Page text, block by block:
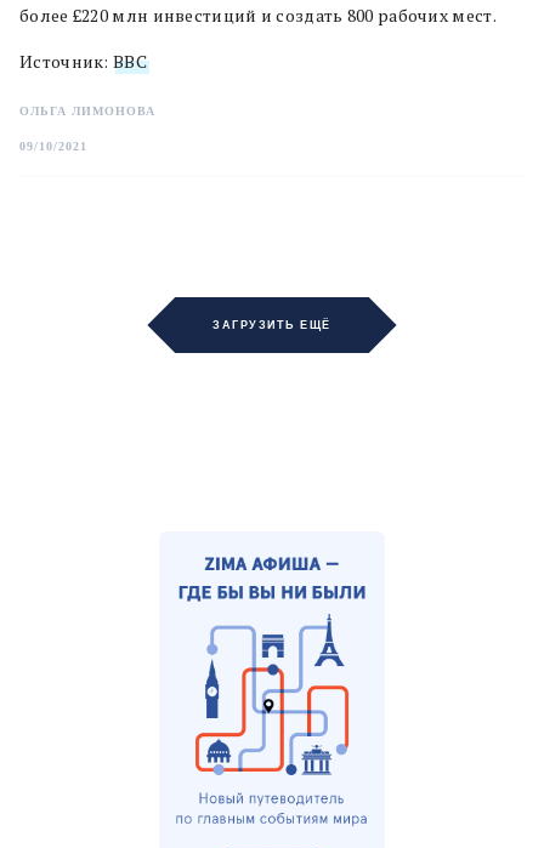
более £220 млн инвестиций и создать 800 рабочих мест.
Источник: BBC
ОЛЬГА ЛИМОНОВА
09/10/2021
ЗАГРУЗИТЬ ЕЩЁ